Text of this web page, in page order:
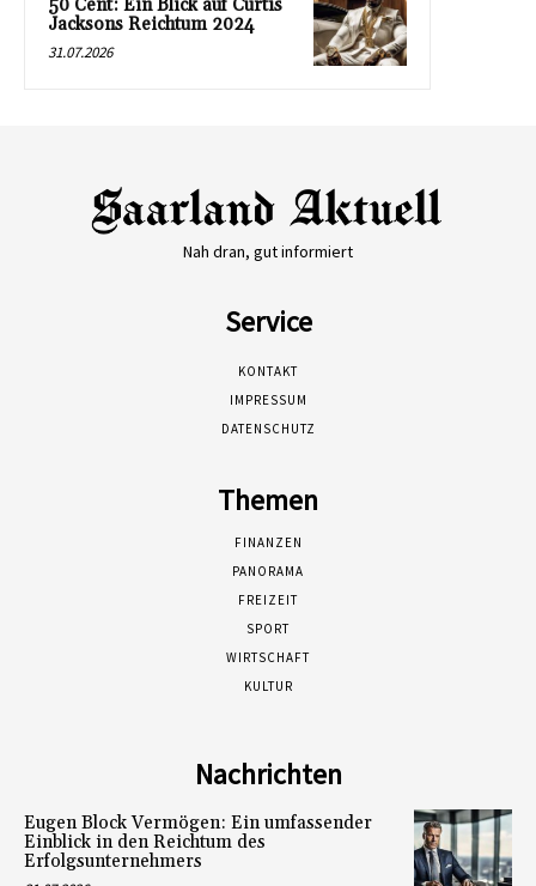
50 Cent: Ein Blick auf Curtis
Jacksons Reichtum 2024
31.07.2026
Nah dran, gut informiert
Service
KONTAKT
IMPRESSUM
DATENSCHUTZ
Themen
FINANZEN
PANORAMA
FREIZEIT
SPORT
WIRTSCHAFT
KULTUR
Nachrichten
Eugen Block Vermögen: Ein umfassender
Einblick in den Reichtum des
Erfolgsunternehmers